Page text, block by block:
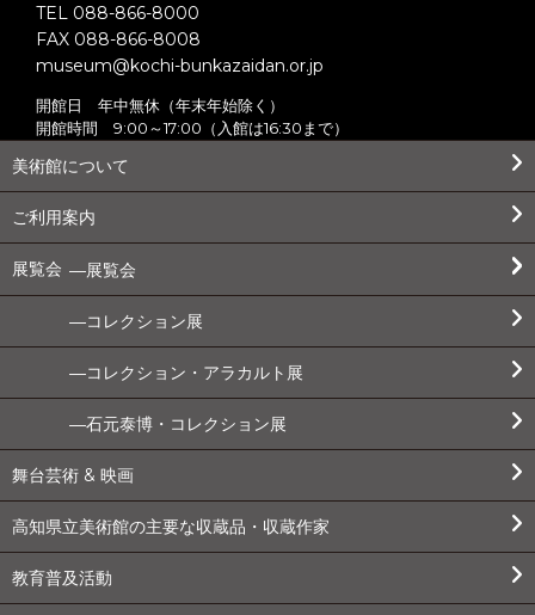
TEL 088-866-8000
FAX 088-866-8008
museum@kochi-bunkazaidan.or.jp
開館日 年中無休（年末年始除く）
開館時間 9:00～17:00（入館は16:30まで）
美術館について
ご利用案内
展覧会 展覧会
コレクション展
コレクション・アラカルト展
石元泰博・コレクション展
舞台芸術 & 映画
高知県立美術館の主要な収蔵品・収蔵作家
教育普及活動